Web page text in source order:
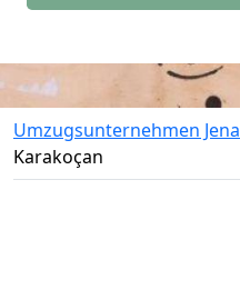
Umzugsunternehmen Jena
Karakoçan